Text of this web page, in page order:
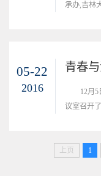
承办,吉林
05-22
2016
12月
议室召开
上页 1